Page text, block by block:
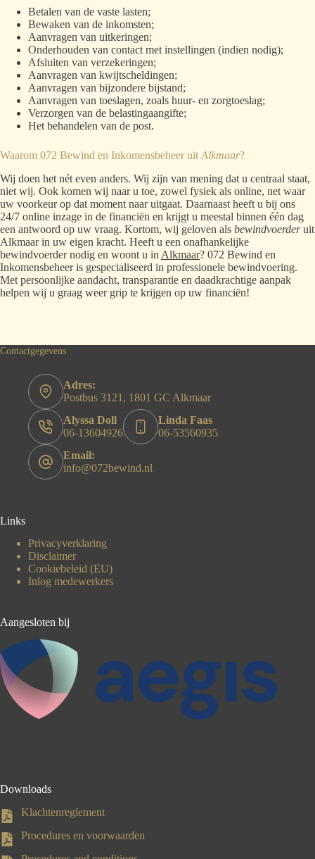
Betalen van de vaste lasten;
Bewaken van de inkomsten;
Aanvragen van uitkeringen;
Onderhouden van contact met instellingen (indien nodig);
Afsluiten van verzekeringen;
Aanvragen van kwijtscheldingen;
Aanvragen van bijzondere bijstand;
Aanvragen van toeslagen, zoals huur- en zorgtoeslag;
Verzorgen van de belastingaangifte;
Het behandelen van de post.
Waarom 072 Bewind en Inkomensbeheer uit Alkmaar?
Wij doen het nét even anders. Wij zijn van mening dat u centraal staat,
niet wij. Ook komen wij naar u toe, zowel fysiek als online, net waar
uw voorkeur op dat moment naar uitgaat. Daarnaast heeft u bij ons
24/7 online inzage in de financiën en krijgt u meestal binnen één dag
een antwoord op uw vraag. Kortom, wij geloven als bewindvoerderuit
Alkmaar in uw eigen kracht. Heeft u een onafhankelijke
bewindvoerder nodig en woont u in Alkmaar? 072 Bewind en
Inkomensbeheer is gespecialiseerd in professionele bewindvoering.
Met persoonlijke aandacht, transparantie en daadkrachtige aanpak
helpen wij u graag weer grip te krijgen op uw financiën!
Contactgegevens
Adres:
Postbus 3121, 1801 GC Alkmaar
Alyssa Doll
06-13604926
Linda Faas
06-53560935
Email:
info@072bewind.nl
Links
Privacyverklaring
Disclaimer
Cookiebeleid (EU)
Inlog medewerkers
Aangesloten bij
Downloads
Klachtenreglement
Procedures en voorwaarden